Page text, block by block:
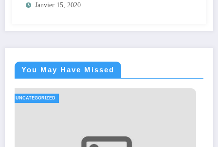
Janvier 15, 2020
You May Have Missed
UNCATEGORIZED